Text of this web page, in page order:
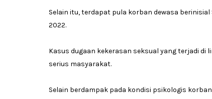
Selain itu, terdapat pula korban dewasa
2022.
Kasus dugaan kekerasan seksual yang terjadi
serius masyarakat.
Selain berdampak pada kondisi psikologis